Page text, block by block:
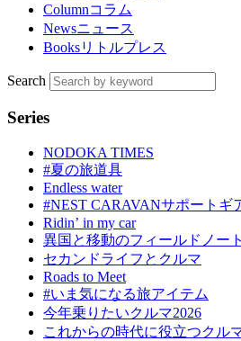
Columnコラム
Newsニュース
Booksリトルプレス
Search
Series
NODOKA TIMES
#夏の旅道具
Endless water
#NEST CARAVANサポートギ
Ridinʼ in my car
異国と移動のフィールドノート
セカンドライフとクルマ
Roads to Meet
#いま気になる旅アイテム
今年乗りたいクルマ2026
これからの時代に役立つクル